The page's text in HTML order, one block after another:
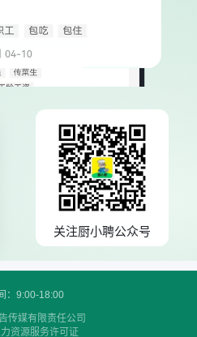
关注厨小聘公众号
：9:00-18:00
传媒有限责任公司
资源服务许可证